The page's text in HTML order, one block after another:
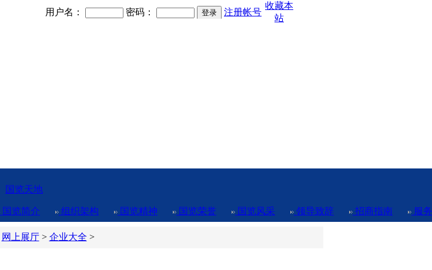
用户名： 密码： 注册帐号
收藏本
站
国览天地
国览简介 组织架构 国览精神 国览荣誉 国览风采 领导致辞 招商指南 服
网上展厅> 企业大全 >